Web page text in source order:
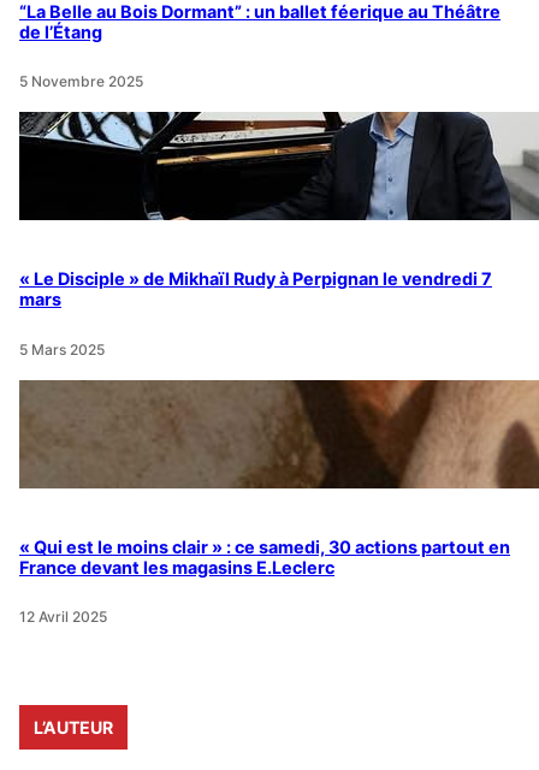
“La Belle au Bois Dormant” : un ballet féerique au Théâtre
de l’Étang
5 Novembre 2025
« Le Disciple » de Mikhaïl Rudy à Perpignan le vendredi 7
mars
5 Mars 2025
« Qui est le moins clair » : ce samedi, 30 actions partout en
France devant les magasins E.Leclerc
12 Avril 2025
L’AUTEUR